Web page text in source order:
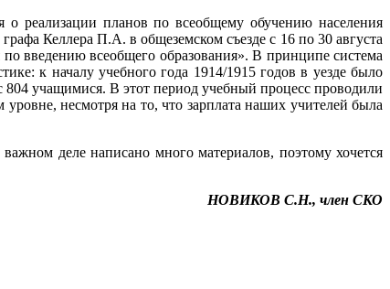
о реализации планов по всеобщему обучению населения
Келлера П.А. в общеземском съезде с 16 по 30 августа
введению всеобщего образования». В принципе система
к началу учебного года 1914/1915 годов в уезде было
учащимися. В этот период учебный процесс проводили
несмотря на то, что зарплата наших учителей была
деле написано много материалов, поэтому хочется
НОВИКОВ С.Н., член СКО